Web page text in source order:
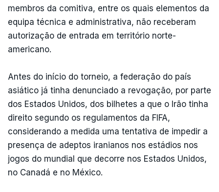
membros da comitiva, entre os quais elementos da
equipa técnica e administrativa, não receberam
autorização de entrada em território norte-
americano.
Antes do início do torneio, a federação do país
asiático já tinha denunciado a revogação, por parte
dos Estados Unidos, dos bilhetes a que o Irão tinha
direito segundo os regulamentos da FIFA,
considerando a medida uma tentativa de impedir a
presença de adeptos iranianos nos estádios nos
jogos do mundial que decorre nos Estados Unidos,
no Canadá e no México.